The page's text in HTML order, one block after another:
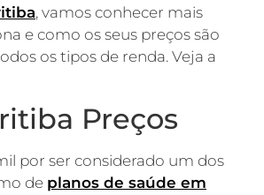
, vamos conhecer mais
e como os seus preços são
os tipos de renda. Veja a
Preços
por ser considerado um dos
de planos de saúde em